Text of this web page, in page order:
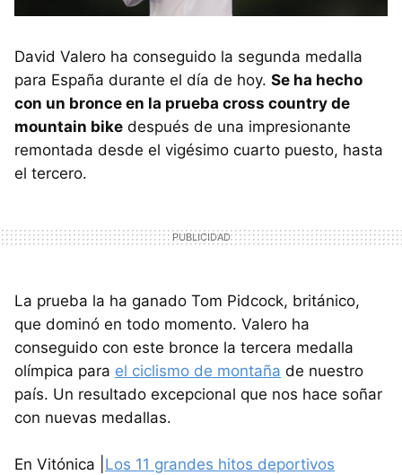
David Valero ha conseguido la segunda medalla
para España durante el día de hoy. Se ha hecho
con un bronce en la prueba cross country de
mountain bike después de una impresionante
remontada desde el vigésimo cuarto puesto, hasta
el tercero.
La prueba la ha ganado Tom Pidcock, británico,
que dominó en todo momento. Valero ha
conseguido con este bronce la tercera medalla
olímpica para el ciclismo de montaña de nuestro
país. Un resultado excepcional que nos hace soñar
con nuevas medallas.
En Vitónica | Los 11 grandes hitos deportivos